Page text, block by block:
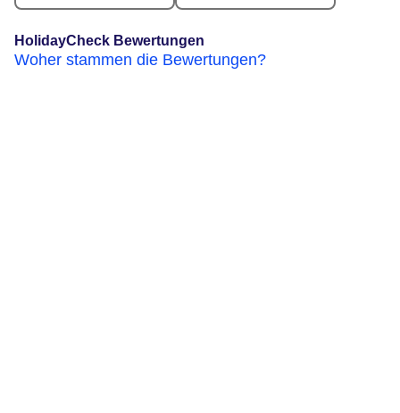
HolidayCheck Bewertungen
Woher stammen die Bewertungen?